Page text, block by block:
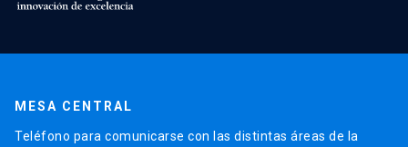
MESA CENTRAL
Teléfono para comunicarse con las distintas áreas de la